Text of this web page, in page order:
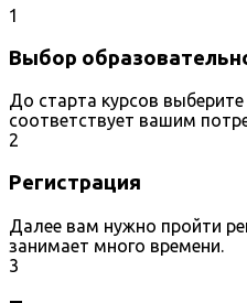
1
Выбор
До старта курсов
соответствует вашим
2
Регистрация
Далее вам нужно пройти
занимает много времени.
3